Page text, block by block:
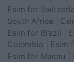
Esim for
South Africa
Esim for Brazil
Colombia
Esim
Esim for Macau